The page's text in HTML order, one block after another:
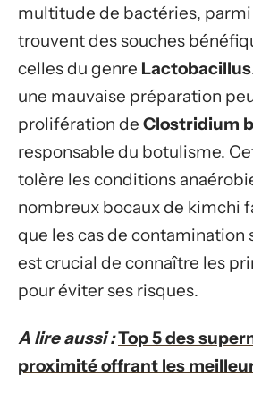
multitude de bactéries,
trouvent des souches
celles du genre Lactobacillus
une mauvaise préparation
prolifération de Clostridium
responsable du botulisme.
tolère les conditions
nombreux bocaux de kimchi
que les cas de contamination
est crucial de connaître les
pour éviter ses risques.
A lire aussi :Top 5 des
proximité offrant les